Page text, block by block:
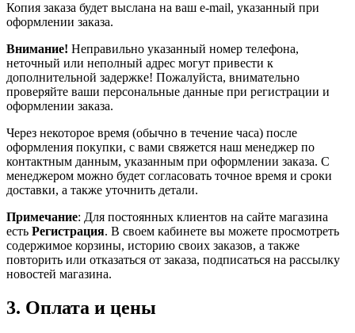
Копия заказа будет выслана на ваш e-mail, указанный при
оформлении заказа.
Внимание! Неправильно указанный номер телефона,
неточный или неполный адрес могут привести к
дополнительной задержке! Пожалуйста, внимательно
проверяйте ваши персональные данные при регистрации и
оформлении заказа.
Через некоторое время (обычно в течение часа) после
оформления покупки, с вами свяжется наш менеджер по
контактным данным, указанным при оформлении заказа. С
менеджером можно будет согласовать точное время и сроки
доставки, а также уточнить детали.
Примечание: Для постоянных клиентов на сайте магазина
есть Регистрация. В своем кабинете вы можете просмотреть
содержимое корзины, историю своих заказов, а также
повторить или отказаться от заказа, подписаться на рассылку
новостей магазина.
3. Оплата и цены